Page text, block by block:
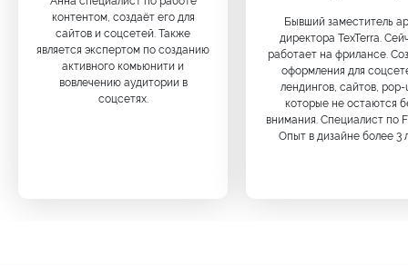
контентом, создаёт его для
сайтов и соцсетей. Также
является экспертом по созданию
активного комьюнити и
вовлечению аудитории в
соцсетях.
Бывший заместитель
директора TexTerra.
работает на фрилансе.
оформления для
лендингов, сайтов, pop-
которые не остаются
внимания. Специалист по
Опыт в дизайне более 3